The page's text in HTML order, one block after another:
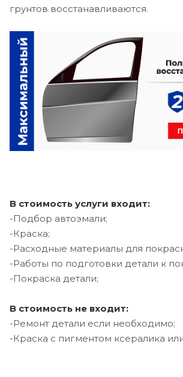
грунтов восстанавливаются.
В стоимость услуги входит:
-Подбор автоэмали;
-Краска;
-Расходные материалы для
-Работы по подготовки детали к
-Покраска детали;
В стоимость не входит:
-Ремонт детали если необходимо;
-Краска с пигментом ксералика